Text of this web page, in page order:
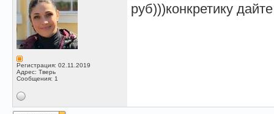
Регистрация: 02.11.2019
Адрес: Тверь
Сообщения: 1
руб)))конкретику